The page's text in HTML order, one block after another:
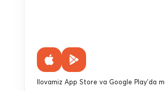
Ilovamiz App Store va Google Play'da